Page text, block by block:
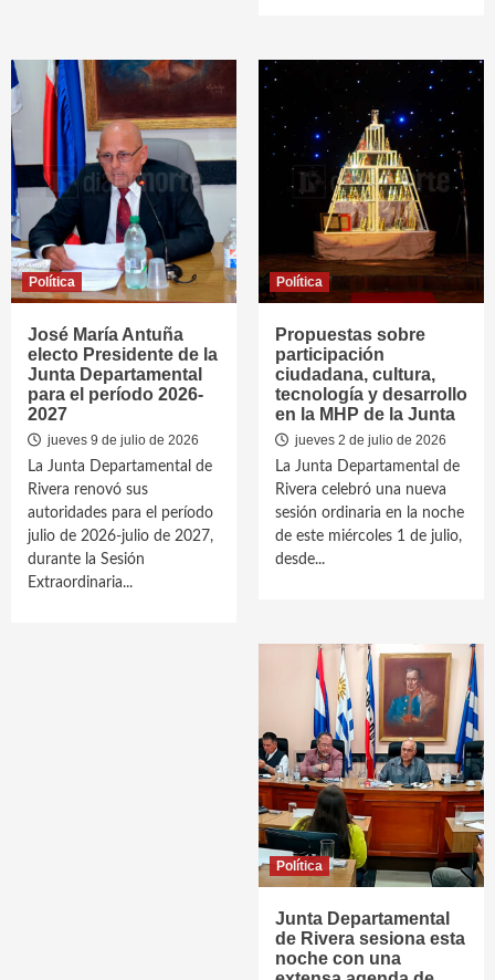
Política
José María Antuña
electo Presidente de la
Junta Departamental
para el período 2026-
2027
jueves 9 de julio de 2026
La Junta Departamental de
Rivera renovó sus
autoridades para el período
julio de 2026-julio de 2027,
durante la Sesión
Extraordinaria...
Política
Propuestas sobre
participación
ciudadana, cultura,
tecnología y desarrollo
en la MHP de la Junta
jueves 2 de julio de 2026
La Junta Departamental de
Rivera celebró una nueva
sesión ordinaria en la noche
de este miércoles 1 de julio,
desde...
Política
Junta Departamental
de Rivera sesiona esta
noche con una